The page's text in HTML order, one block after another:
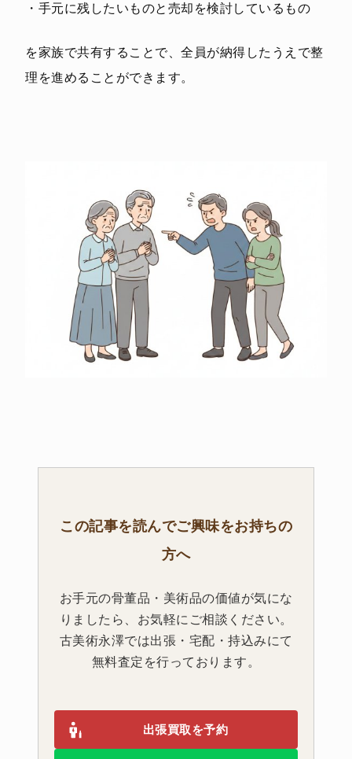
・手元に残したいものと売却を検討しているもの
を家族で共有することで、全員が納得したうえで整
理を進めることができます。
この記事を読んでご興味をお持ちの
方へ
お手元の骨董品・美術品の価値が気にな
りましたら、お気軽にご相談ください。
古美術永澤では出張・宅配・持込みにて
無料査定を行っております。
出張買取を予約